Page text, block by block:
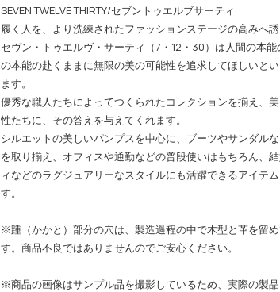
SEVEN TWELVE THIRTY/セブントゥエルブサーティ
履く人を、より洗練されたファッションステージの高みへ誘
セヴン・トゥエルヴ・サーティ（7・12・30）は人間の本
の本能の赴くままに無限の美の可能性を追求してほしいと
ます。
優秀な職人たちによってつくられたコレクションを揃え、
性たちに、その答えを与えてくれます。
シルエットの美しいパンプスを中心に、ブーツやサンダル
を取り揃え、オフィスや通勤などの普段使いはもちろん、
ィなどのラグジュアリーなスタイルにも活躍できるアイテ
す。
※踵（かかと）部分の穴は、製造過程の中で木型と革を留
す。商品不良ではありませんのでご安心ください。
※商品の画像はサンプル品を撮影しているため、実際の製